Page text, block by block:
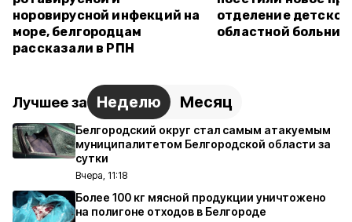
норовирусной инфекций на
море, белгородцам
рассказали в РПН
отделение детской
областной
Лучшее за Неделю Месяц
Белгородский округ стал самым атакуемым
муниципалитетом Белгородской области за
сутки
Вчера, 11:18
Более 100 кг мясной продукции уничтожено
на полигоне отходов в Белгороде